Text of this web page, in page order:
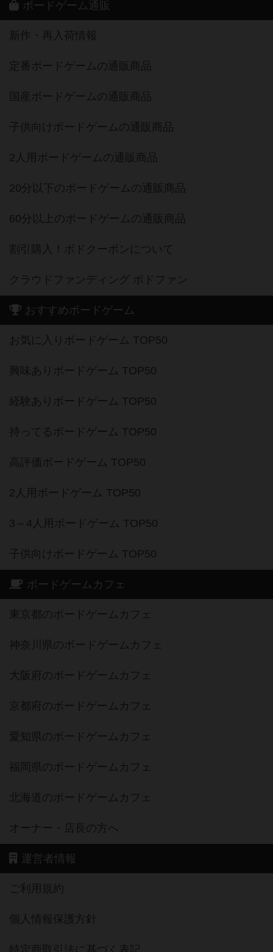
ボードゲーム通販
新作・再入荷情報
定番ボードゲームの通販商品
国産ボードゲームの通販商品
子供向けボードゲームの通販商品
2人用ボードゲームの通販商品
20分以下のボードゲームの通販商品
60分以上のボードゲームの通販商品
割引購入！ボドクーポンについて
クラウドファンディング ボドファン
おすすめボードゲーム
お気に入りボードゲーム TOP50
興味ありボードゲーム TOP50
経験ありボードゲーム TOP50
持ってるボードゲーム TOP50
高評価ボードゲーム TOP50
2人用ボードゲーム TOP50
3～4人用ボードゲーム TOP50
子供向けボードゲーム TOP50
ボードゲームカフェ
東京都のボードゲームカフェ
神奈川県のボードゲームカフェ
大阪府のボードゲームカフェ
京都府のボードゲームカフェ
愛知県のボードゲームカフェ
福岡県のボードゲームカフェ
北海道のボードゲームカフェ
オーナー・店長の方へ
運営者情報
ご利用規約
個人情報保護方針
特定商取引法に基づく表記